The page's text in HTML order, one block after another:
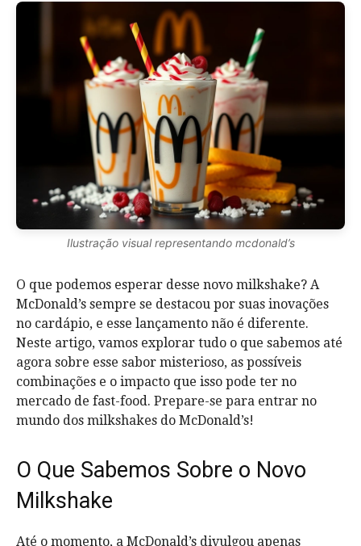
Ilustração visual representando mcdonald’s
O que podemos esperar desse novo milkshake? A
McDonald’s sempre se destacou por suas inovações
no cardápio, e esse lançamento não é diferente.
Neste artigo, vamos explorar tudo o que sabemos até
agora sobre esse sabor misterioso, as possíveis
combinações e o impacto que isso pode ter no
mercado de fast-food. Prepare-se para entrar no
mundo dos milkshakes do McDonald’s!
O Que Sabemos Sobre o Novo
Milkshake
Até o momento, a McDonald’s divulgou apenas